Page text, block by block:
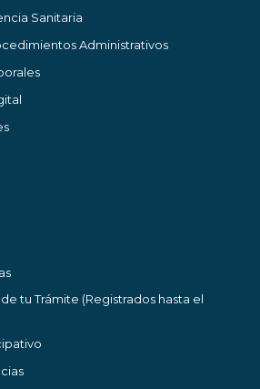
Sanitaria
Administrativos
tu Trámite (Registrados hasta el